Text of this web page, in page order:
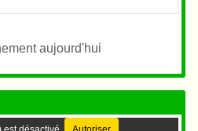
aujourd'hui